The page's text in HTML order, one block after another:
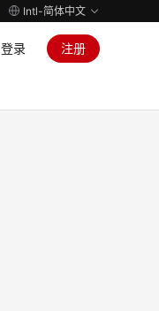
Intl-简体中文
登录 注册